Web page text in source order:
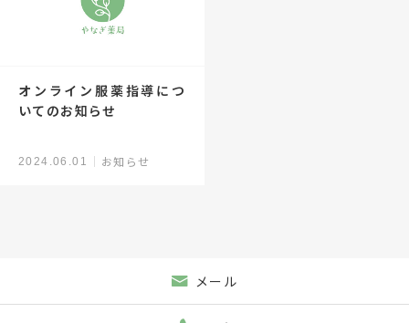
オンライン服薬指導につ
いてのお知らせ
2024.06.01 お知らせ
メール